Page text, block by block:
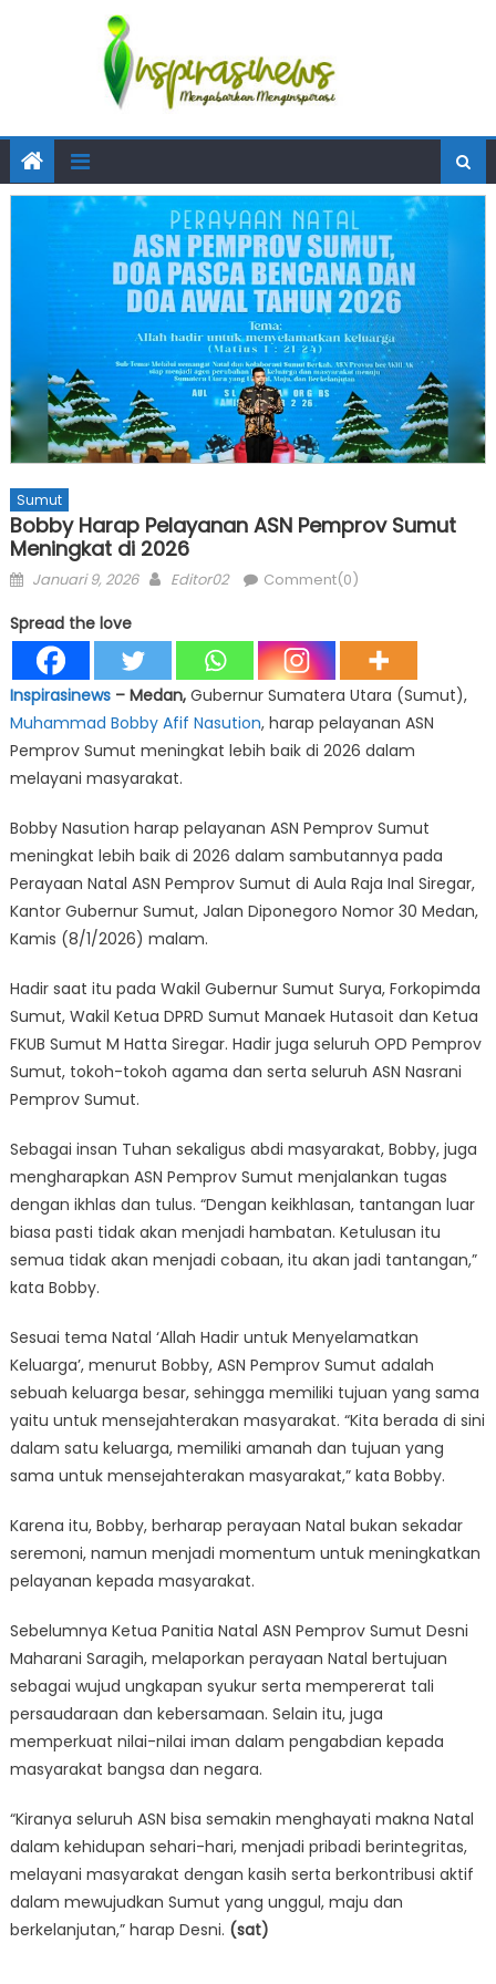
Sumut
Bobby Harap Pelayanan ASN Pemprov Sumut
Meningkat di 2026
Posted
Januari 9, 2026 Author
Editor02 Comment(0)
Spread the love
Inspirasinews – Medan, Gubernur Sumatera Utara (Sumut),
Muhammad Bobby Afif Nasution, harap pelayanan ASN
Pemprov Sumut meningkat lebih baik di 2026 dalam
melayani masyarakat.
Bobby Nasution harap pelayanan ASN Pemprov Sumut
meningkat lebih baik di 2026 dalam sambutannya pada
Perayaan Natal ASN Pemprov Sumut di Aula Raja Inal Siregar,
Kantor Gubernur Sumut, Jalan Diponegoro Nomor 30 Medan,
Kamis (8/1/2026) malam.
Hadir saat itu pada Wakil Gubernur Sumut Surya, Forkopimda
Sumut, Wakil Ketua DPRD Sumut Manaek Hutasoit dan Ketua
FKUB Sumut M Hatta Siregar. Hadir juga seluruh OPD Pemprov
Sumut, tokoh-tokoh agama dan serta seluruh ASN Nasrani
Pemprov Sumut.
Sebagai insan Tuhan sekaligus abdi masyarakat, Bobby, juga
mengharapkan ASN Pemprov Sumut menjalankan tugas
dengan ikhlas dan tulus. “Dengan keikhlasan, tantangan luar
biasa pasti tidak akan menjadi hambatan. Ketulusan itu
semua tidak akan menjadi cobaan, itu akan jadi tantangan,”
kata Bobby.
Sesuai tema Natal ‘Allah Hadir untuk Menyelamatkan
Keluarga’, menurut Bobby, ASN Pemprov Sumut adalah
sebuah keluarga besar, sehingga memiliki tujuan yang sama
yaitu untuk mensejahterakan masyarakat. “Kita berada di sini
dalam satu keluarga, memiliki amanah dan tujuan yang
sama untuk mensejahterakan masyarakat,” kata Bobby.
Karena itu, Bobby, berharap perayaan Natal bukan sekadar
seremoni, namun menjadi momentum untuk meningkatkan
pelayanan kepada masyarakat.
Sebelumnya Ketua Panitia Natal ASN Pemprov Sumut Desni
Maharani Saragih, melaporkan perayaan Natal bertujuan
sebagai wujud ungkapan syukur serta mempererat tali
persaudaraan dan kebersamaan. Selain itu, juga
memperkuat nilai-nilai iman dalam pengabdian kepada
masyarakat bangsa dan negara.
“Kiranya seluruh ASN bisa semakin menghayati makna Natal
dalam kehidupan sehari-hari, menjadi pribadi berintegritas,
melayani masyarakat dengan kasih serta berkontribusi aktif
dalam mewujudkan Sumut yang unggul, maju dan
berkelanjutan,” harap Desni. (sat)